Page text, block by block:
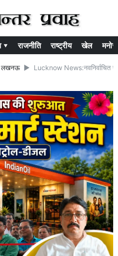
▾ राजनीति राष्ट्रीय खेल
लखनऊ Lucknow News:नवनिर्वाचित